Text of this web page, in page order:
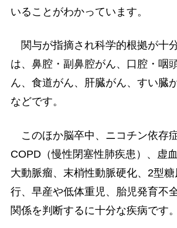
いることがわかっています。
関与が指摘され科学的根拠が十
は、鼻腔・副鼻腔がん、口腔・咽
ん、食道がん、肝臓がん、すい臓
などです。
このほか脳卒中、ニコチン依存症
COPD（慢性閉塞性肺疾患）、虚
大動脈瘤、末梢性動脈硬化、2型
行、早産や低体重児、胎児発育不
関係を判断するに十分な疾病です。